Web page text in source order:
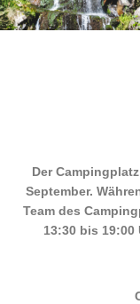
Der
September.
Team des
13:30 bis 19:00